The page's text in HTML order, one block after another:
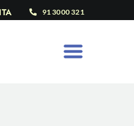
91 3000 321